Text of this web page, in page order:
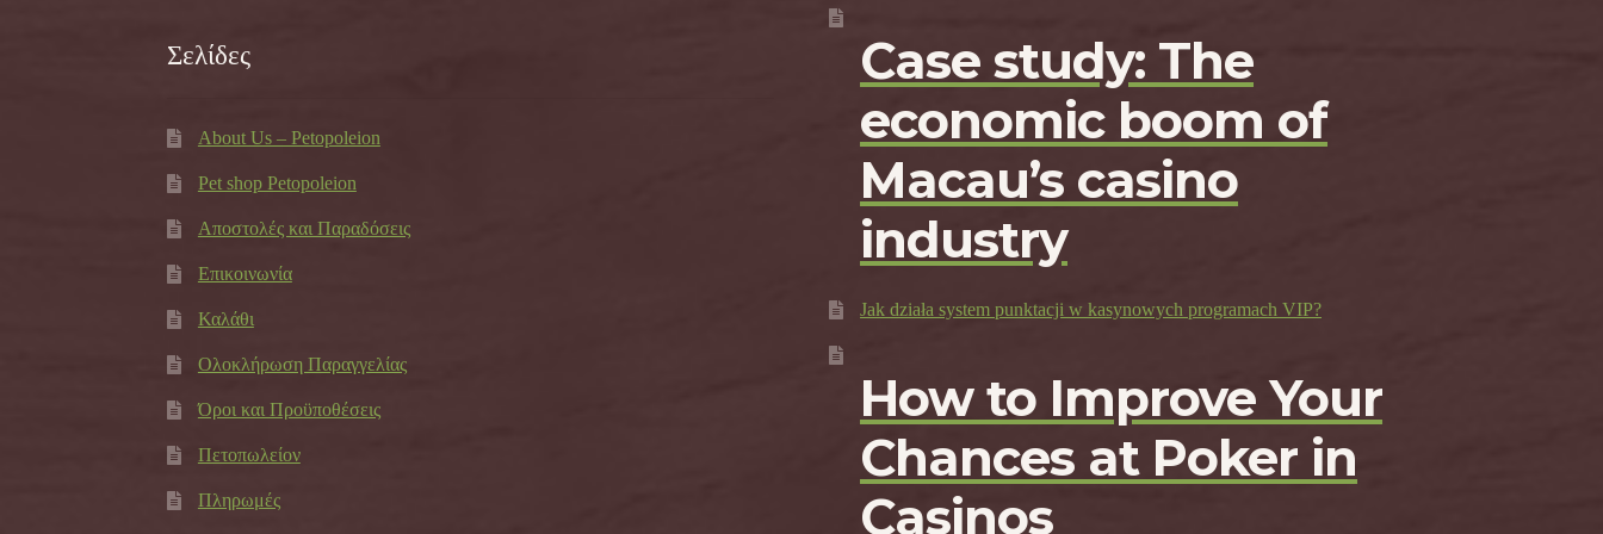
Σελίδες
About Us – Petopoleion
Pet shop Petopoleion
Αποστολές και Παραδόσεις
Επικοινωνία
Καλάθι
Ολοκλήρωση Παραγγελίας
Όροι και Προϋποθέσεις
Πετοπωλείον
Πληρωμές
Case study: The
economic boom of
Macau’s casino
industry
Jak działa system punktacji w kasynowych programach VIP?
How to Improve Your
Chances at Poker in
Casinos